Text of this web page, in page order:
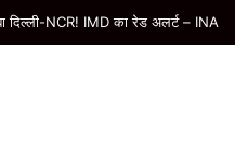
NCR! IMD का रेड अलर्ट – INA